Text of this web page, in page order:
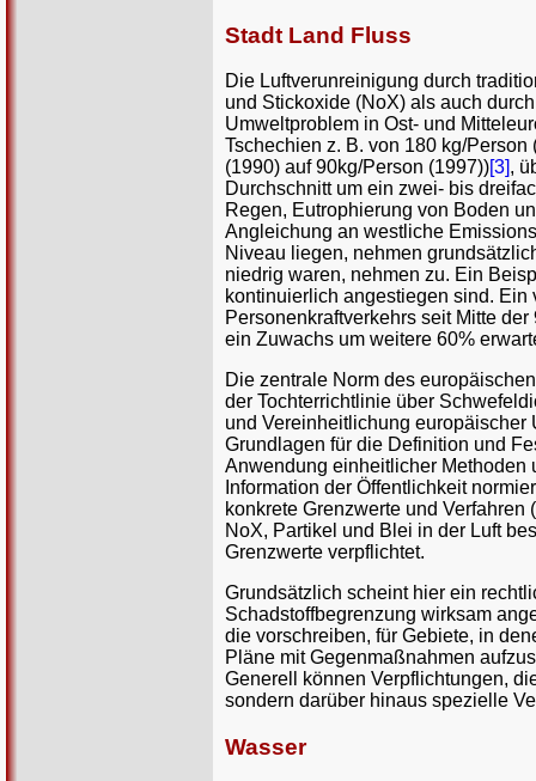
Stadt Land Fluss
Die Luftverunreinigung durch
und Stickoxide (NoX) als auch
Umweltproblem in Ost- und
Tschechien z. B. von 180 kg/
(1990) auf 90kg/Person (1997))[3],
Durchschnitt um ein zwei- bis
Regen, Eutrophierung von Boden
Angleichung an westliche
Niveau liegen, nehmen
niedrig waren, nehmen zu. Ein
kontinuierlich angestiegen sind.
Personenkraftverkehrs seit Mitte
ein Zuwachs um weitere 60%
Die zentrale Norm des
der Tochterrichtlinie über
und Vereinheitlichung
Grundlagen für die Definition und
Anwendung einheitlicher Methoden
Information der Öffentlichkeit
konkrete Grenzwerte und
NoX, Partikel und Blei in der Luft
Grenzwerte verpflichtet.
Grundsätzlich scheint hier ein
Schadstoffbegrenzung wirksam
die vorschreiben, für Gebiete, in
Pläne mit Gegenmaßnahmen
Generell können Verpflichtungen,
sondern darüber hinaus spezielle
Wasser